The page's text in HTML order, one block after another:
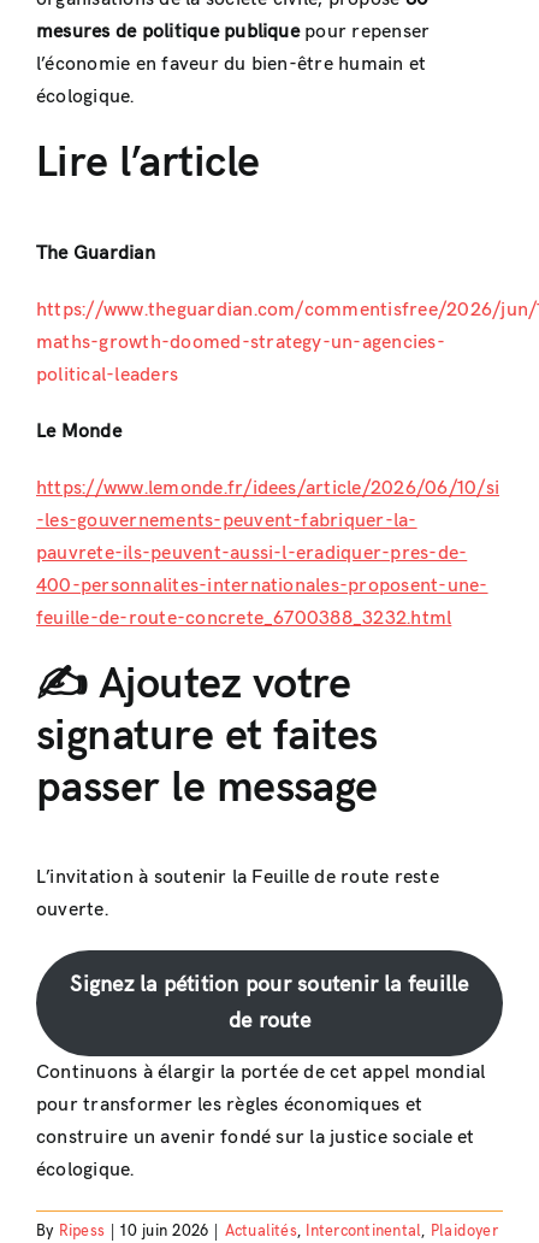
mesures de politique publiquepour repenser
l’économie en faveur du bien-être humain et
écologique.
Lire l’article
The Guardian
https://www.theguardian.com/commentisfree/2026/
maths-growth-doomed-strategy-un-agencies-
political-leaders
Le Monde
https://www.lemonde.fr/idees/article/2026/06/10/si
-les-gouvernements-peuvent-fabriquer-la-
pauvrete-ils-peuvent-aussi-l-eradiquer-pres-de-
400-personnalites-internationales-proposent-une-
feuille-de-route-concrete_6700388_3232.html
✍️ Ajoutez votre
signature et faites
passer le message
L’invitation à soutenir la Feuille de route reste
ouverte.
Signez la pétition pour soutenir la feuille
de route
Continuons à élargir la portée de cet appel mondial
pour transformer les règles économiques et
construire un avenir fondé sur la justice sociale et
écologique.
By Ripess 10 juin 2026 Actualités, Intercontinental, Plaidoyer